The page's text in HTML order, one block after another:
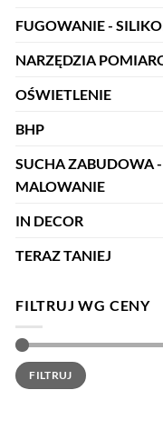
FUGOWANIE -
NARZĘDZIA
OŚWIETLENIE
BHP
SUCHA ZABUDOWA
MALOWANIE
IN DECOR
TERAZ TANIEJ
FILTRUJ WG CENY
Cena
min
Cena
maxFILTRUJ